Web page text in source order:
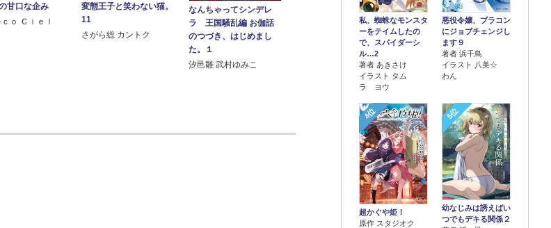
私、蜘蛛なモンスタ
ーをテイムしたの
で、スパイダーシ
ル…2
著者 あきさけ
イラスト タム
ラ ヨウ
悪役令嬢、ブラコン
にジョブチェンジし
ます９
著者 浜千鳥
イラスト 八美☆
わん
4位
超かぐや姫！
原作 スタジオク
5位
幼なじみは誘えばい
つでもデキる関係２
甘口な企み
ｃｏ Ｃｉｅｌ
変態王子と笑わない猫。
11
さがら総 カントク
なんちゃってシンデレ
ラ 王国騒乱編 お伽話
のつづき、はじめまし
た。１
汐邑雛 武村ゆみこ